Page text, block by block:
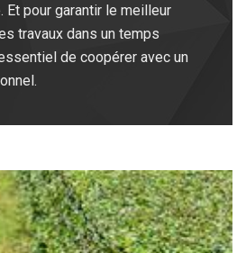
Et pour garantir le meilleur
travaux dans un temps
de coopérer avec un